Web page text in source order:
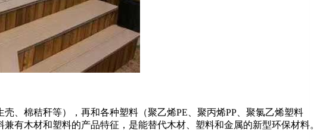
棉秸秆等），再和各种塑料（聚乙烯PE、聚丙烯PP、聚氯乙烯塑料
有木材和塑料的产品特征，是能替代木材、塑料和金属的新型环保材料